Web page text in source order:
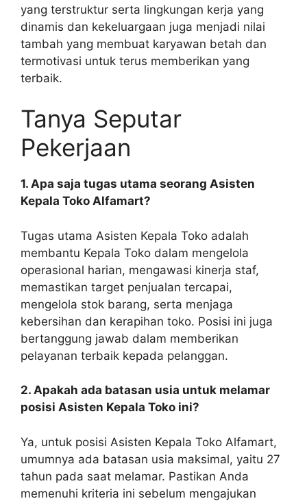
yang terstruktur serta lingkungan kerja yang
dinamis dan kekeluargaan juga menjadi nilai
tambah yang membuat karyawan betah dan
termotivasi untuk terus memberikan yang
terbaik.
Tanya Seputar
Pekerjaan
1. Apa saja tugas utama seorang Asisten
Kepala Toko Alfamart?
Tugas utama Asisten Kepala Toko adalah
membantu Kepala Toko dalam mengelola
operasional harian, mengawasi kinerja staf,
memastikan target penjualan tercapai,
mengelola stok barang, serta menjaga
kebersihan dan kerapihan toko. Posisi ini juga
bertanggung jawab dalam memberikan
pelayanan terbaik kepada pelanggan.
2. Apakah ada batasan usia untuk melamar
posisi Asisten Kepala Toko ini?
Ya, untuk posisi Asisten Kepala Toko Alfamart,
umumnya ada batasan usia maksimal, yaitu 27
tahun pada saat melamar. Pastikan Anda
memenuhi kriteria ini sebelum mengajukan